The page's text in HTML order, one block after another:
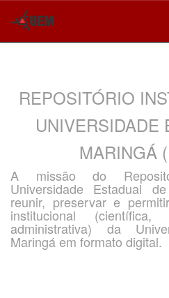
REPOSITÓRIO
UNIVERSIDADE
MARINGÁ
A missão do
Universidade Estadual
reunir, preservar e
institucional
administrativa) da
Maringá em formato digital.